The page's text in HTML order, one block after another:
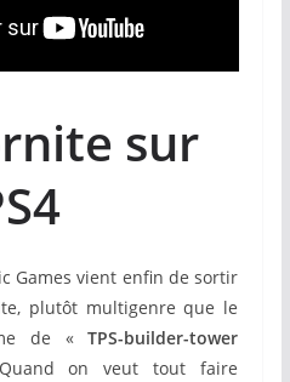
sur
Games vient enfin de sortir
plutôt multigenre que le
de «TPS-builder-tower
on veut tout faire